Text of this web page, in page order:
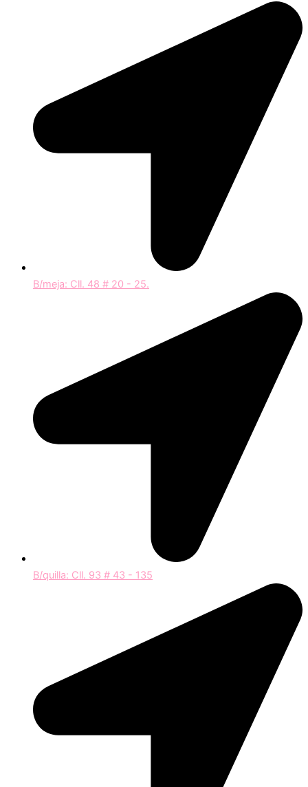
B/meja: Cll. 48 # 20 - 25.
B/quilla: Cll. 93 # 43 - 135